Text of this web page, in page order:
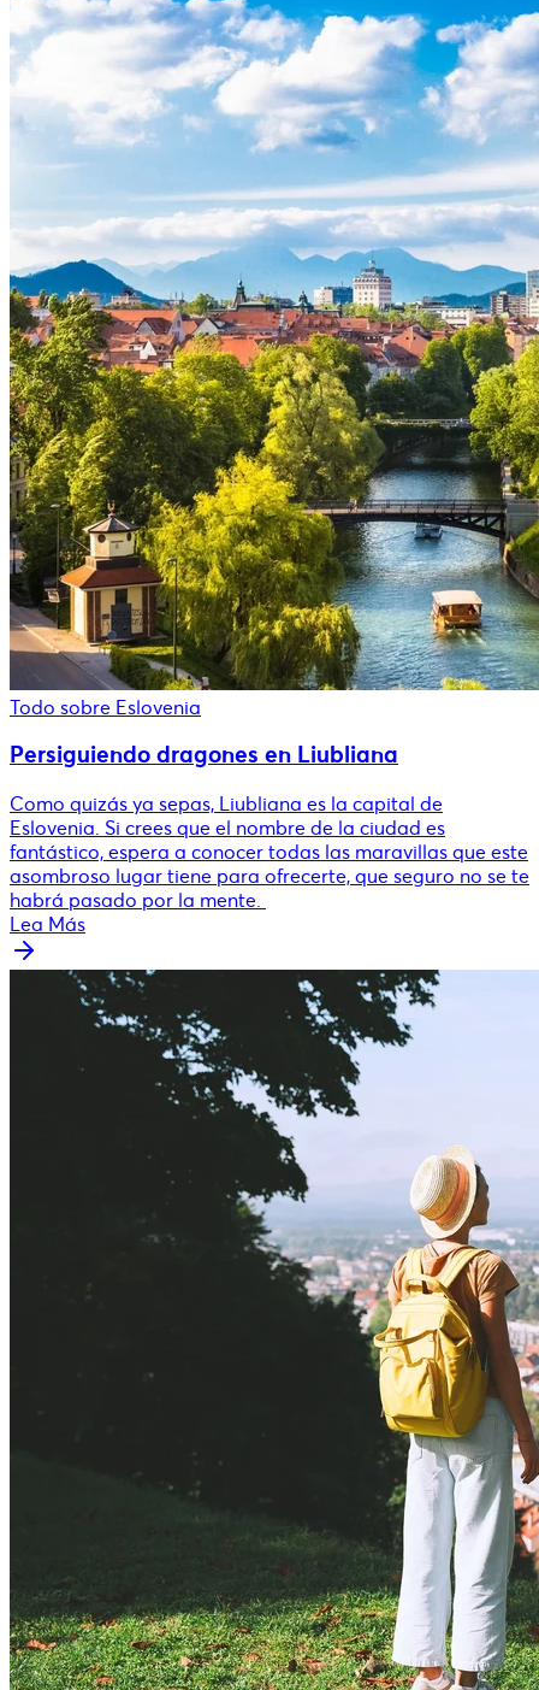
Todo sobre Eslovenia
Persiguiendo dragones en Liubliana
Como quizás ya sepas, Liubliana es la capital de
Eslovenia. Si crees que el nombre de la ciudad es
fantástico, espera a conocer todas las maravillas que este
asombroso lugar tiene para ofrecerte, que seguro no se te
habrá pasado por la mente.
Lea Más